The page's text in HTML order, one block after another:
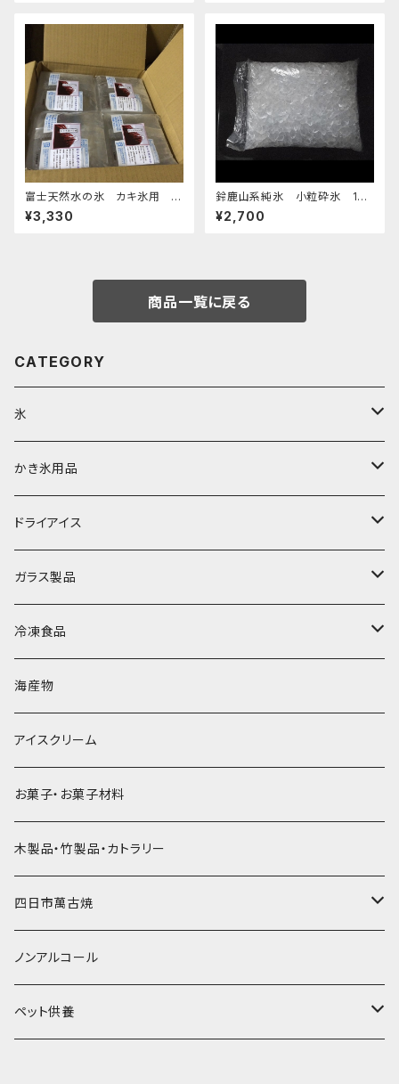
富士天然水の氷 カキ氷用 2
kg 4個セット 発泡スチロール箱
入り
¥3,330
鈴鹿山系純氷 小粒砕氷 14k
g
¥2,700
商品一覧に戻る
CATEGORY
氷
富士天然水の氷
丸氷
直径70mm
直径65mm
角氷
砕氷
氷河の氷
氷アイテム
かき氷用品
かき氷シロップ
無果汁1.8Lパック
無果汁1Lパック
無添加瓶シロップ
かき氷機・かき氷器
かき氷カップ
発泡スチロール無地-使い捨て
発泡スチロールプリント柄
かき氷スプーン・スプーンストロー
プラスチック・スプーン
プラスチック・スプーンストロー
コンデンスミルク・練乳・あんこ
かき氷セット
その他かき氷用品
ドライアイス
ドライアイス3ｋｇ
ドライアイス4ｋｇ
ドライアイス5ｋｇ
ドライアイス8ｋｇ
ドライアイス10ｋｇ
ドライアイス15ｋｇ
ドライアイス20ｋｇ
ドライアイス25ｋｇ
ガラス製品
オンザロック・グラス
ビール・グラス
タンブラー
かき氷器
冷凍食品
肉まん・あんまん
パスタ・スパゲッティ
惣菜
海産物
アイスクリーム
お菓子・お菓子材料
木製品・竹製品・カトラリー
四日市萬古焼
土鍋・土釜
一般土鍋
皿・椀・丼・小物
ノンアルコール
ペット供養